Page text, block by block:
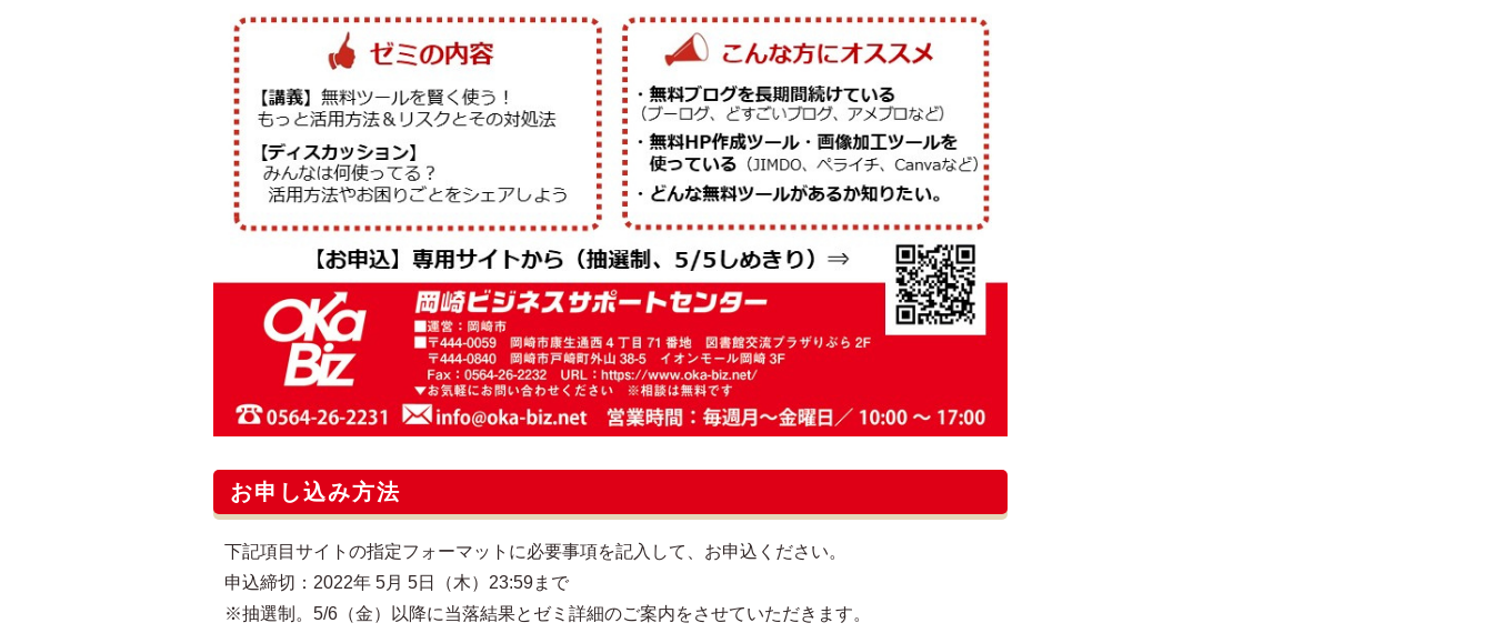
お申し込み方法
下記項目サイトの指定フォーマットに必要事項を記入して、お申込ください。
申込締切：2022年 5月 5日（木）23:59まで
※抽選制。5/6（金）以降に当落結果とゼミ詳細のご案内をさせていただきます。